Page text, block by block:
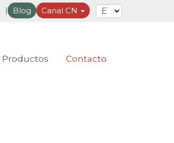
Blog Canal CN
Productos Contacto